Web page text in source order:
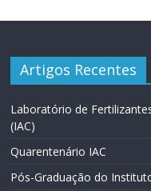
Artigos Recentes
Laboratório de
(IAC)
Quarentenário IAC
Pós-Graduação do